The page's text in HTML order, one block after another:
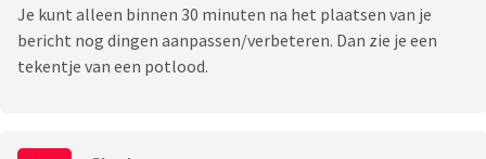
Je kunt alleen binnen 30 minuten na het plaatsen van je
bericht nog dingen aanpassen/verbeteren. Dan zie je een
tekentje van een potlood.